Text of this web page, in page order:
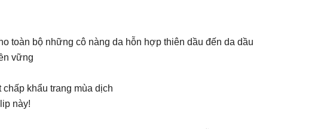
toàn bộ những cô nàng da hỗn hợp thiên dầu đến da dầu
vững
khẩu trang mùa dịch
này!